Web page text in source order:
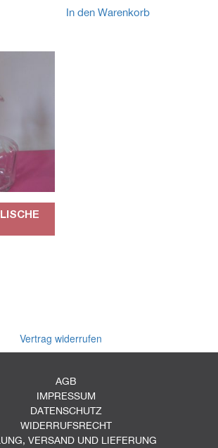
In den Warenkorb
Vertrag widerrufen
AGB
IMPRESSUM
DATENSCHUTZ
WIDERRUFSRECHT
VERSAND UND LIEFERUNG